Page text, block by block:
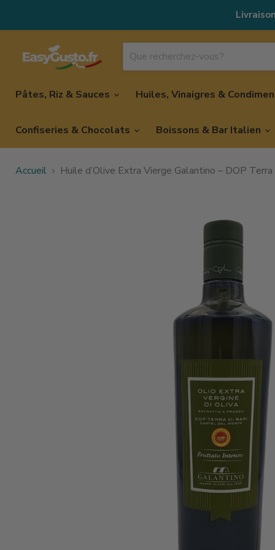
Pâtes, Riz & Sauces Huiles, Vinaigres &
Confiseries & Chocolats Boissons & Bar Italien
Accueil Huile d’Olive Extra Vierge Galantino – DOP